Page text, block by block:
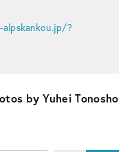
?
by Yuhei Tonosho